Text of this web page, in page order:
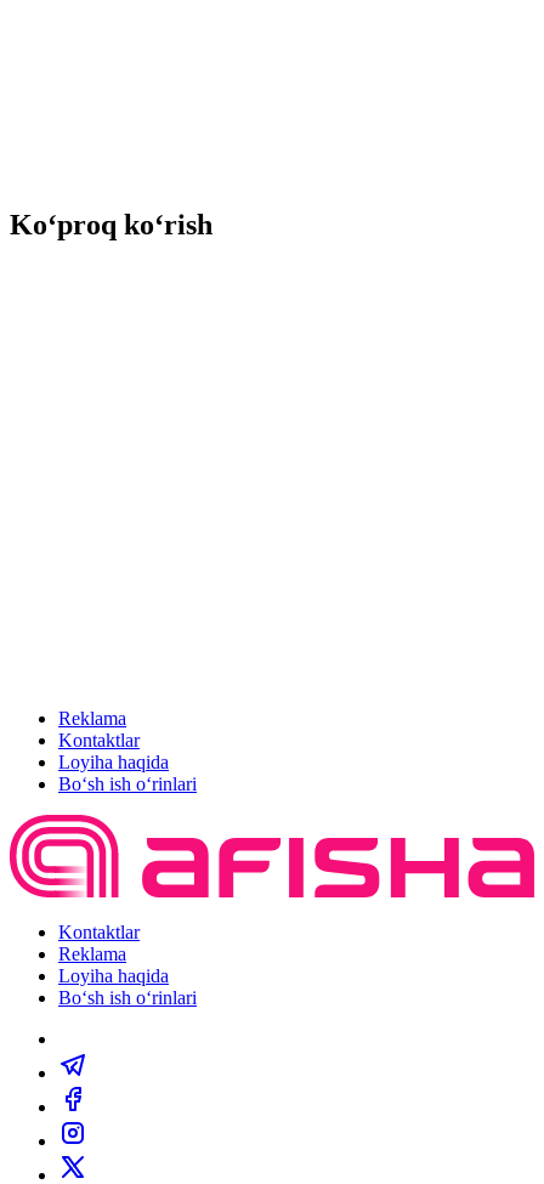
Ko‘proq ko‘rish
Reklama
Kontaktlar
Loyiha haqida
Bo‘sh ish o‘rinlari
Kontaktlar
Reklama
Loyiha haqida
Bo‘sh ish o‘rinlari